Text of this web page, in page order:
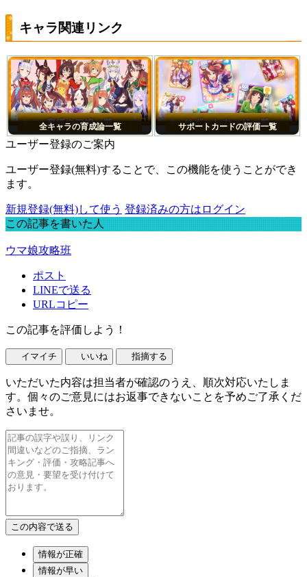
キャラ関連リンク
全キャラの育成論一覧 サポートカードの評価一覧
ユーザー登録のご案内
ユーザー登録(無料)することで、この機能を使うことができ
ます。
新規登録(無料)して使う 登録済みの方はログイン
この記事を書いた人
ウマ娘攻略班
ポスト
LINEで送る
URLコピー
この記事を評価しよう！
イマイチ いいね 指摘する
いただいた内容は担当者が確認のうえ、順次対応いたしま
す。個々のご意見にはお返事できないことを予めご了承くだ
さいませ。
情報が正確
情報が早い